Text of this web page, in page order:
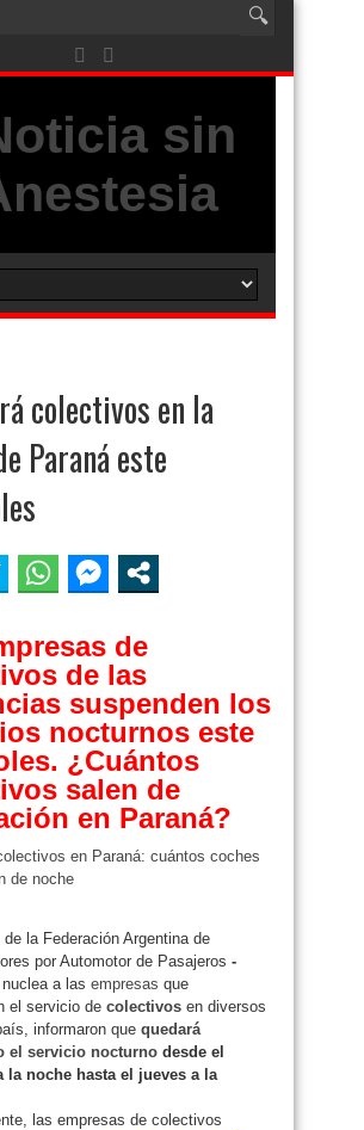
colectivos en la
Paraná este
de
de las
suspenden los
nocturnos este
¿Cuántos
salen de
en Paraná?
la Federación Argentina de
por Automotor de Pasajeros -
a las empresas que
el servicio de colectivos en diversos
informaron que quedará
el servicio nocturno desde el
la noche hasta el jueves a la
las empresas de colectivos